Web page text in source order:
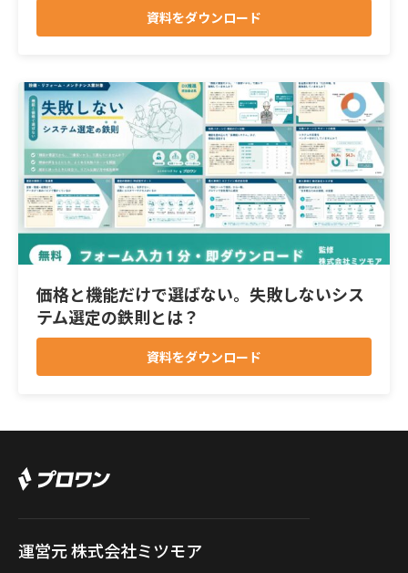
資料をダウンロード
価格と機能だけで選ばない。失敗しないシス
テム選定の鉄則とは？
資料をダウンロード
運営元 株式会社ミツモア